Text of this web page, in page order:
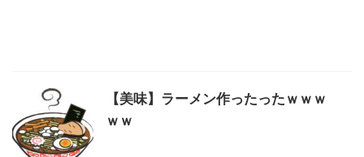
【美味】ラーメン作ったったｗｗｗ
ｗｗ